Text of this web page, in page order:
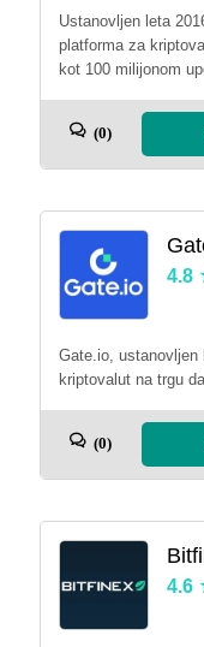
Ustanovljen leta
platforma za
kot 100 milijonom
(0)
4.8
Gate.io, ustanovljen
kriptovalut na trgu
(0)
4.6